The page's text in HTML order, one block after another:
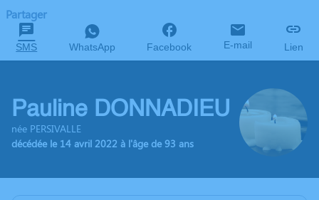
Partager
SMS WhatsApp Facebook E-mail Lien
Pauline DONNADIEU
née PERSIVALLE
décédée le 14 avril 2022 à l'âge de 93 ans